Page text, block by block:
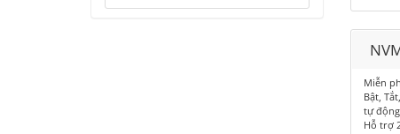
Miễn
Bật,
tự
Hỗ trợ